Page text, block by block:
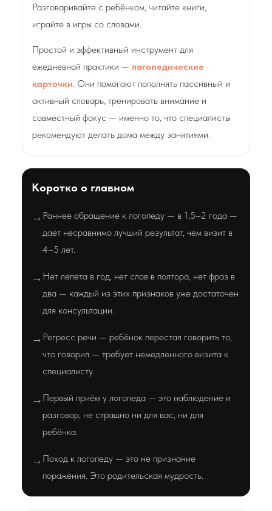
Разговаривайте с ребёнком, читайте книги,
играйте в игры со словами.
Простой и эффективный инструмент для
ежедневной практики — логопедические
карточки . Они помогают пополнять пассивный и
активный словарь, тренировать внимание и
совместный фокус — именно то, что специалисты
рекомендуют делать дома между занятиями.
Коротко о главном
→ Раннее обращение к логопеду — в 1,5–2 года —
даёт несравнимо лучший результат, чем визит в
4–5 лет.
→ Нет лепета в год, нет слов в полтора, нет фраз в
два — каждый из этих признаков уже достаточен
для консультации.
→ Регресс речи — ребёнок перестал говорить то,
что говорил — требует немедленного визита к
специалисту.
→ Первый приём у логопеда — это наблюдение и
разговор, не страшно ни для вас, ни для
ребёнка.
→ Поход к логопеду — это не признание
поражения. Это родительская мудрость.